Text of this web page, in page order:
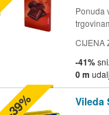
Ponuda
CIJENA
-41%
0 m
Vileda
-39%